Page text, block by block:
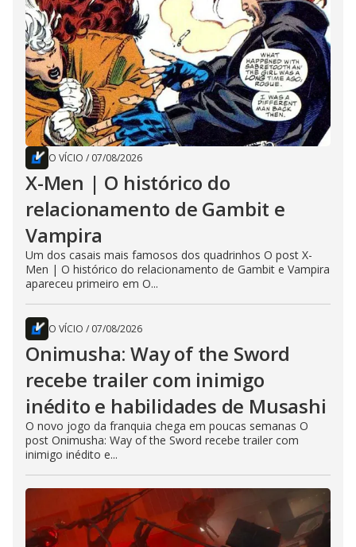
O VÍCIO / 07/08/2026
X-Men | O histórico do
relacionamento de Gambit e
Vampira
Um dos casais mais famosos dos quadrinhos O post X-
Men | O histórico do relacionamento de Gambit e Vampira
apareceu primeiro em O...
O VÍCIO / 07/08/2026
Onimusha: Way of the Sword
recebe trailer com inimigo
inédito e habilidades de Musashi
O novo jogo da franquia chega em poucas semanas O
post Onimusha: Way of the Sword recebe trailer com
inimigo inédito e...